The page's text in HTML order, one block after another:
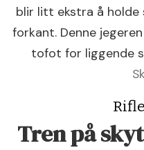
blir litt ekstra å
forkant. Denne
tofot for liggende
Tren på